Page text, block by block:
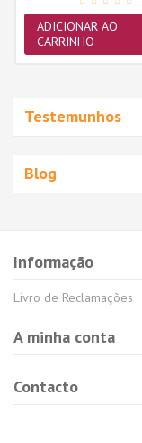
ADICIONAR AO
CARRINHO
Testemunhos
Blog
Informação
Livro de Reclamações
A minha conta
Contacto